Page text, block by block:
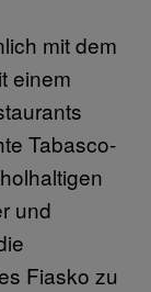
mit dem
einem
Tabasco-
und
Fiasko zu